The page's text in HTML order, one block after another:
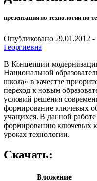
презентация по технологии по
Опубликовано 29.01.2012 -
Георгиевна
В Концепции
Национальной
школа» в качестве
переход к новым
условий решения
формирование ключевых
учащихся. В данной
формированию ключевых
уроках технологии.
Скачать:
Вложение